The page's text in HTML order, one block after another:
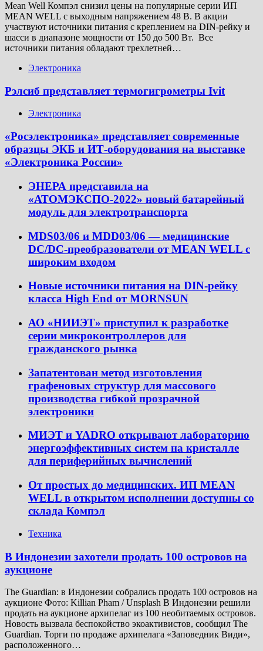
Mean Well Компэл снизил цены на популярные серии ИП
MEAN WELL с выходным напряжением 48 В. В акции
участвуют источники питания с креплением на DIN-рейку и
шасси в диапазоне мощности от 150 до 500 Вт. Все
источники питания обладают трехлетней…
Электроника
Рэлсиб представляет термогигрометры Ivit
Электроника
«Росэлектроника» представляет современные
образцы ЭКБ и ИТ-оборудования на выставке
«Электроника России»
ЭНЕРА представила на
«АТОМЭКСПО-2022» новый батарейный
модуль для электротранспорта
MDS03/06 и MDD03/06 — медицинские
DC/DC-преобразователи от MEAN WELL с
широким входом
Новые источники питания на DIN-рейку
класса High End от MORNSUN
АО «НИИЭТ» приступил к разработке
серии микроконтроллеров для
гражданского рынка
Запатентован метод изготовления
графеновых структур для массового
производства гибкой прозрачной
электроники
МИЭТ и YADRO открывают лабораторию
энергоэффективных систем на кристалле
для периферийных вычислений
От простых до медицинских. ИП MEAN
WELL в открытом исполнении доступны со
склада Компэл
Техника
В Индонезии захотели продать 100 островов на
аукционе
The Guardian: в Индонезии собрались продать 100 островов на
аукционе Фото: Killian Pham / Unsplash В Индонезии решили
продать на аукционе архипелаг из 100 необитаемых островов.
Новость вызвала беспокойство экоактивистов, сообщил The
Guardian. Торги по продаже архипелага «Заповедник Види»,
расположенного…